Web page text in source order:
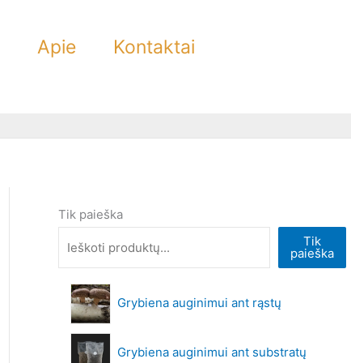
Apie
Kontaktai
Tik paieška
Tik
paieška
Grybiena auginimui ant rąstų
Grybiena auginimui ant substratų